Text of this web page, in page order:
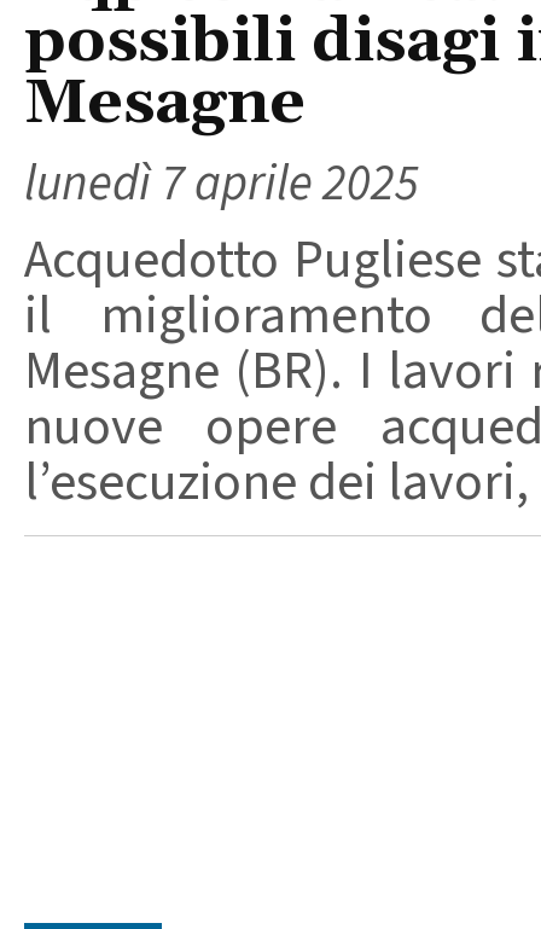
possibili disagi
Mesagne
lunedì 7 aprile 2025
Acquedotto Pugliese
il miglioramento
Mesagne (BR). I
nuove opere
l’esecuzione dei